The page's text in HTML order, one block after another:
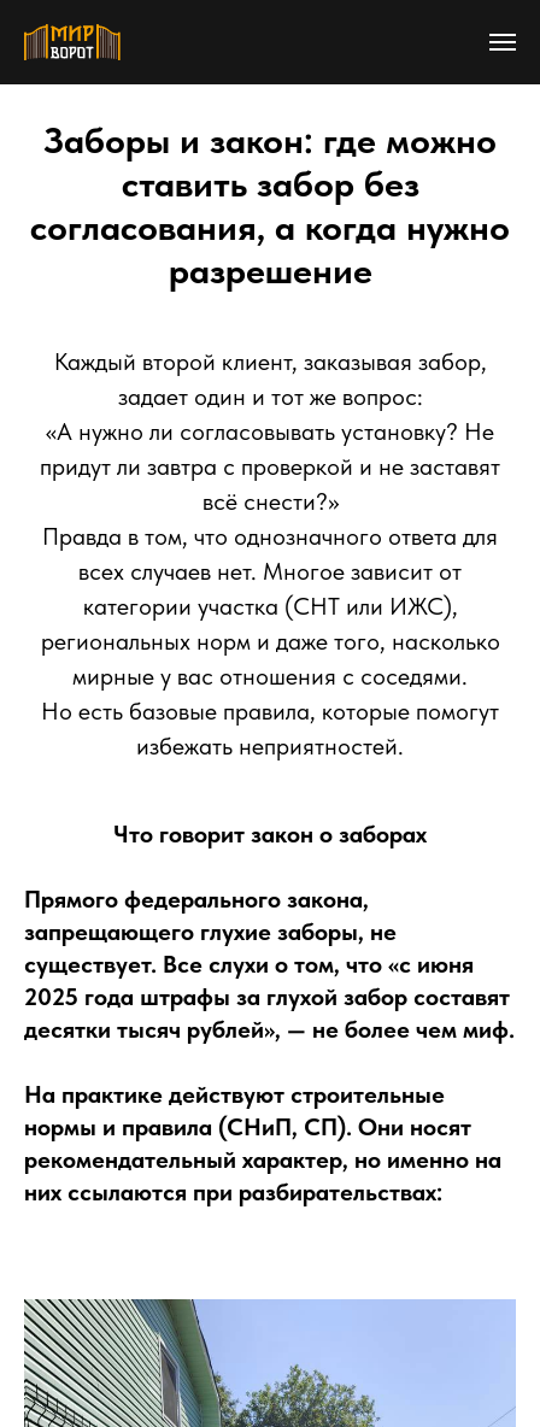
Заборы и закон: где можно
ставить забор без
согласования, а когда нужно
разрешение
Каждый второй клиент, заказывая забор,
задает один и тот же вопрос:
«А нужно ли согласовывать установку? Не
придут ли завтра с проверкой и не заставят
всё снести?»
Правда в том, что однозначного ответа для
всех случаев нет. Многое зависит от
категории участка (СНТ или ИЖС),
региональных норм и даже того, насколько
мирные у вас отношения с соседями.
Но есть базовые правила, которые помогут
избежать неприятностей.
Что говорит закон о заборах
Прямого федерального закона,
запрещающего глухие заборы, не
существует. Все слухи о том, что «с июня
2025 года штрафы за глухой забор составят
десятки тысяч рублей», — не более чем миф.
На практике действуют строительные
нормы и правила (СНиП, СП). Они носят
рекомендательный характер, но именно на
них ссылаются при разбирательствах: